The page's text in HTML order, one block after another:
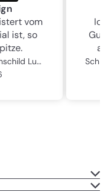
Ich bin absolut
Gutes Material und
auch super cooles